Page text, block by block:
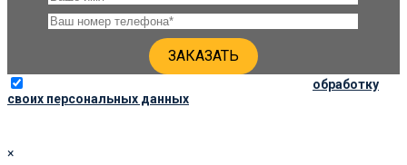
обработку
своих персональных данных
×